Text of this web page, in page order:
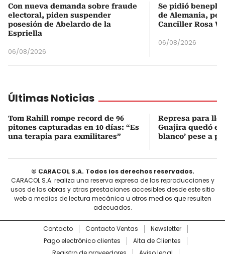
Con nueva demanda sobre fraude
electoral, piden suspender
posesión de Abelardo de la
Espriella
06/08/2026
Se pidió
de Alemania,
Canciller Rosa
06/08/2026
Últimas Noticias
Tom Rahill rompe record de 96
pitones capturadas en 10 días: “Es
una terapia para exmilitares”
Represa para
Guajira quedó en
blanco’ pese a
© CARACOL S.A. Todos los derechos reservados.
CARACOL S.A. realiza una reserva expresa de las reproducciones y
usos de las obras y otras prestaciones accesibles desde este sitio
web a medios de lectura mecánica u otros medios que resulten
adecuados.
Contacto Contacto Ventas
Newsletter
Pago electrónico clientes
Alta de Clientes